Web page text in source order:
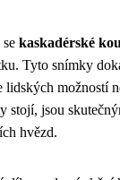
kaskadérské
Tyto snímky
možností
stojí, jsou
hvězd.